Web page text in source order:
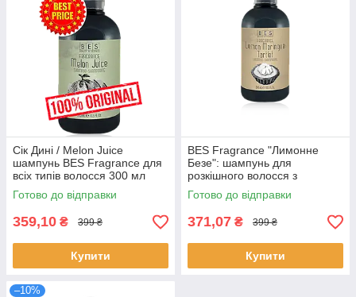
Сік Дині / Melon Juice
шампунь BES Fragrance для
всіх типів волосся 300 мл
Готово до відправки
359,10 ₴ 399 ₴
Купити
BES Fragrance "Лимонне
Безе": шампунь для
розкішного волосся з
божественним ароматом
Готово до відправки
371,07 ₴ 399 ₴
Купити
–10%